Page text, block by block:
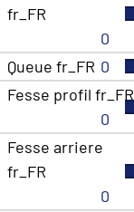
fr_FR
0
Queue fr_FR 0
Fesse profil fr_FR
0
Fesse arriere
fr_FR
0